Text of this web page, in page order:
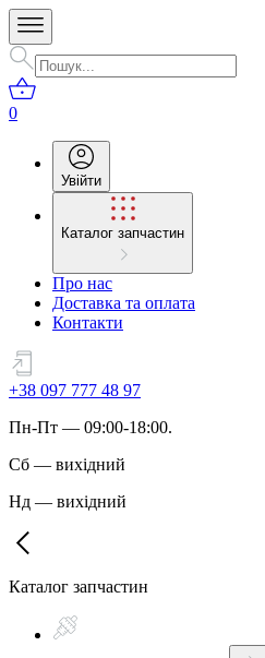
0
Увійти
Каталог запчастин
Про нас
Доставка та оплата
Контакти
+38 097 777 48 97
Пн-Пт — 09:00-18:00.
Сб — вихідний
Нд — вихідний
Каталог запчастин